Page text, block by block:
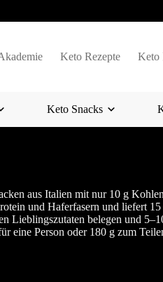
Keto Rezepte Keto
Keto Snacks
aus Italien mit nur 10 g
und Haferfasern und liefert
Lieblingszutaten belegen und
eine Person oder 180 g zum